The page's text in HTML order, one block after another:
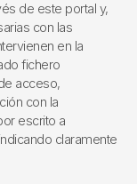
de este portal y,
con las
en la
fichero
acceso,
con la
escrito a
claramente